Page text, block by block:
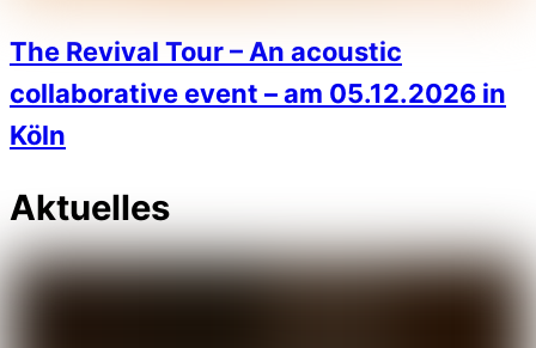
The Revival Tour – An acoustic
collaborative event – am 05.12.2026 in
Köln
Aktuelles